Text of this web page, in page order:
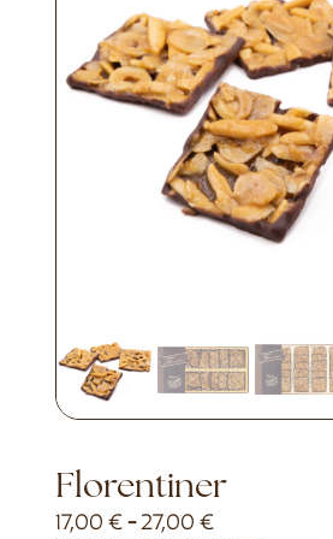
Florentiner
17,00 €-27,00 €